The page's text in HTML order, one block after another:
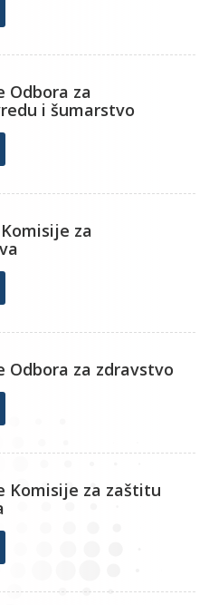
Odbora za
i šumarstvo
za
Odbora za zdravstvo
Komisije za zaštitu